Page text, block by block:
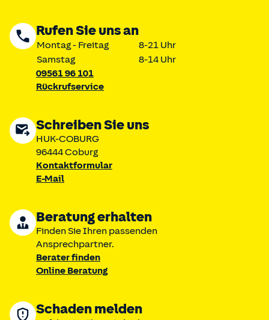
Rufen Sie uns an
Montag - Freitag
8-21 Uhr
Samstag
8-14 Uhr
09561 96 101
Rückrufservice
Schreiben Sie uns
HUK-COBURG
96444 Coburg
Kontaktformular
E-Mail
Beratung erhalten
Finden Sie Ihren passenden
Ansprechpartner.
Berater finden
Online Beratung
Schaden melden